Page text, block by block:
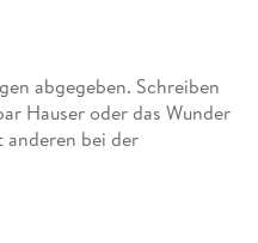
abgegeben. Schreiben
Hauser oder das Wunder
anderen bei der